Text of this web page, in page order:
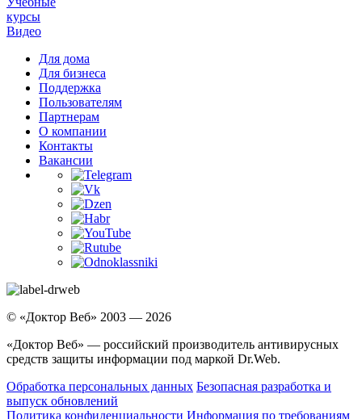
курсы
Видео
Для дома
Для бизнеса
Поддержка
Пользователям
Партнерам
О компании
Контакты
Вакансии
© «Доктор Веб» 2003 — 2026
«Доктор Веб» — российский производитель антивирусных
средств защиты информации под маркой Dr.Web.
Обработка персональных данных Безопасная разработка и
выпуск обновлений
Политика конфиденциальности Информация по требованиям